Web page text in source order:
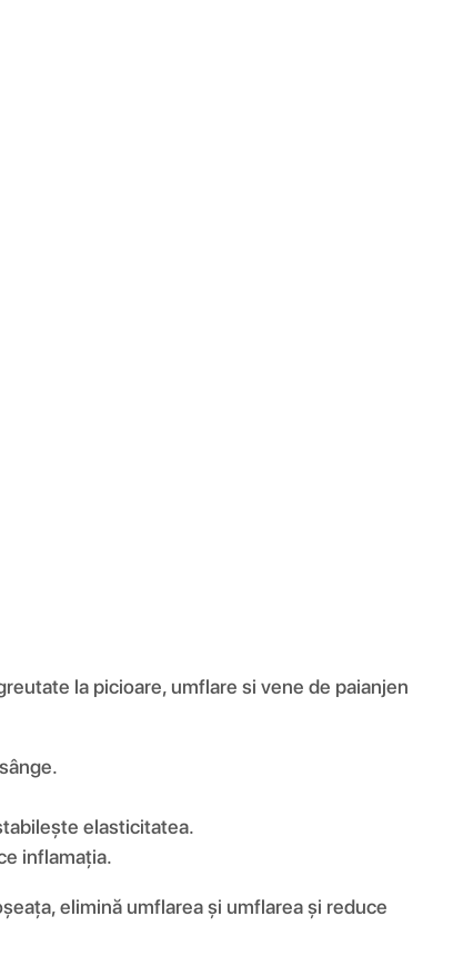
la picioare, umflare si vene de paianjen
elasticitatea.
inflamația.
elimină umflarea și umflarea și reduce